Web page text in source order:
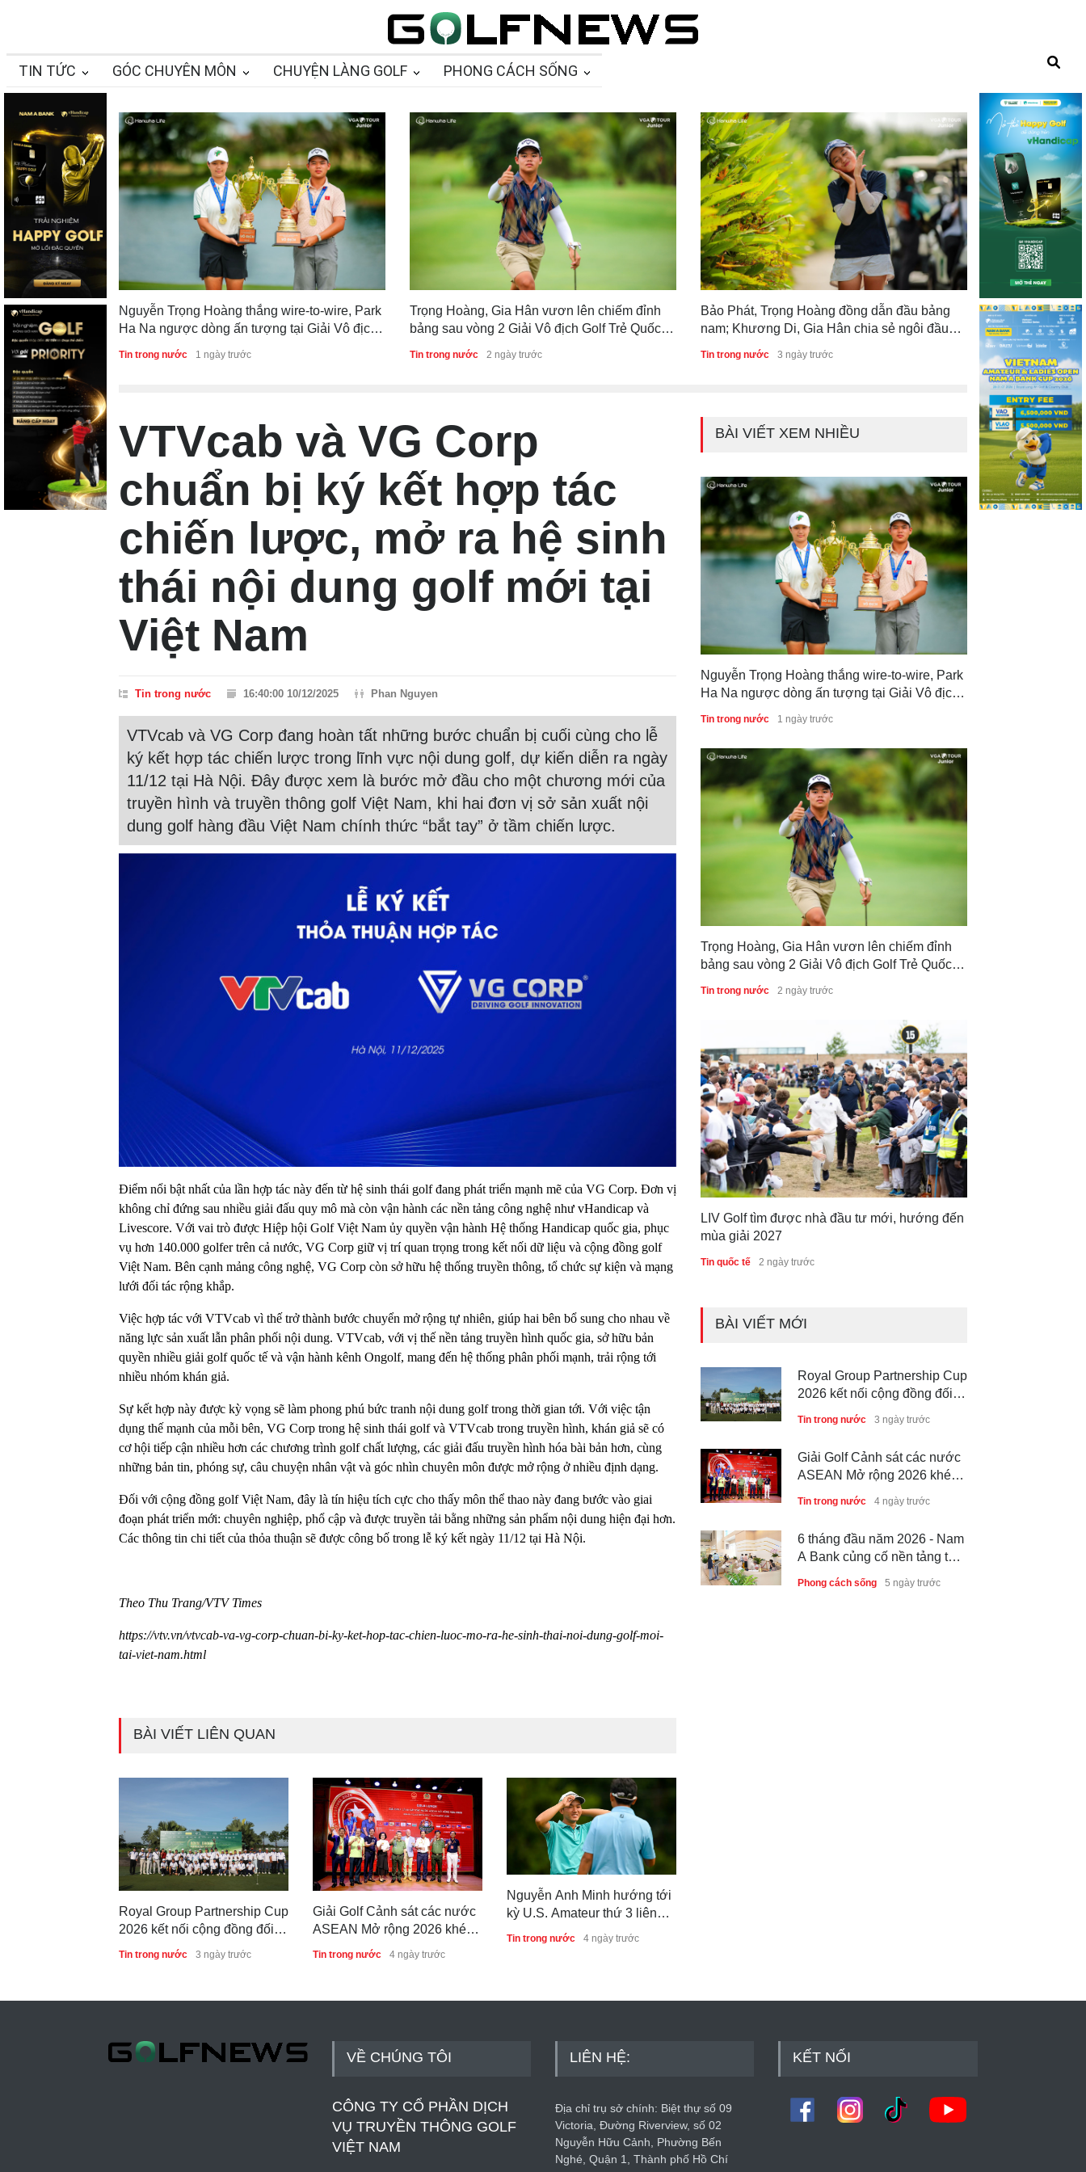
TIN TỨC GÓC CHUYÊN MÔN CHUYỆN LÀNG GOLF PHONG CÁCH SỐNG
Nguyễn Trọng Hoàng thắng wire-to-wire, Park
Ha Na ngược dòng ấn tượng tại Giải Vô địch
Golf Trẻ Quốc gia 2026
Tin trong nước 1 ngày trước
Trọng Hoàng, Gia Hân vươn lên chiếm đỉnh
bảng sau vòng 2 Giải Vô địch Golf Trẻ Quốc
Tin trong nước 2 ngày trước
Bảo Phát, Trọng Hoàng đồng dẫn đầu bảng
nam; Khương Di, Gia Hân chia sẻ ngôi đầu
bảng nữ sau vòng 1 Giải Vô địch Golf Trẻ
Quốc gia 2026
Tin trong nước 3 ngày trước
Quảng Ninh,
tác, hướng tới
Việt Nam
Tin trong nước 3
VTVcab và VG Corp
chuẩn bị ký kết hợp tác
chiến lược, mở ra hệ sinh
thái nội dung golf mới tại
Việt Nam
Tin trong nước 16:40:00 10/12/2025 Phan Nguyen
VTVcab và VG Corp đang hoàn tất những bước chuẩn bị cuối cùng cho lễ
ký kết hợp tác chiến lược trong lĩnh vực nội dung golf, dự kiến diễn ra ngày
11/12 tại Hà Nội. Đây được xem là bước mở đầu cho một chương mới của
truyền hình và truyền thông golf Việt Nam, khi hai đơn vị sở sản xuất nội
dung golf hàng đầu Việt Nam chính thức “bắt tay” ở tầm chiến lược.
Điểm nổi bật nhất của lần hợp tác này đến từ hệ sinh thái golf đang phát triển mạnh mẽ của VG Corp. Đơn vị
không chỉ đứng sau nhiều giải đấu quy mô mà còn vận hành các nền tảng công nghệ như vHandicap và
Livescore. Với vai trò được Hiệp hội Golf Việt Nam ủy quyền vận hành Hệ thống Handicap quốc gia, phục
vụ hơn 140.000 golfer trên cả nước, VG Corp giữ vị trí quan trọng trong kết nối dữ liệu và cộng đồng golf
Việt Nam. Bên cạnh mảng công nghệ, VG Corp còn sở hữu hệ thống truyền thông, tổ chức sự kiện và mạng
lưới đối tác rộng khắp.
Việc hợp tác với VTVcab vì thế trở thành bước chuyển mở rộng tự nhiên, giúp hai bên bổ sung cho nhau về
năng lực sản xuất lẫn phân phối nội dung. VTVcab, với vị thế nền tảng truyền hình quốc gia, sở hữu bản
quyền nhiều giải golf quốc tế và vận hành kênh Ongolf, mang đến hệ thống phân phối mạnh, trải rộng tới
nhiều nhóm khán giả.
Sự kết hợp này được kỳ vọng sẽ làm phong phú bức tranh nội dung golf trong thời gian tới. Với việc tận
dụng thế mạnh của mỗi bên, VG Corp trong hệ sinh thái golf và VTVcab trong truyền hình, khán giả sẽ có
cơ hội tiếp cận nhiều hơn các chương trình golf chất lượng, các giải đấu truyền hình hóa bài bản hơn, cùng
những bản tin, phóng sự, câu chuyện nhân vật và góc nhìn chuyên môn được mở rộng ở nhiều định dạng.
Đối với cộng đồng golf Việt Nam, đây là tín hiệu tích cực cho thấy môn thể thao này đang bước vào giai
đoạn phát triển mới: chuyên nghiệp, phổ cập và được truyền tải bằng những sản phẩm nội dung hiện đại hơn.
Các thông tin chi tiết của thỏa thuận sẽ được công bố trong lễ ký kết ngày 11/12 tại Hà Nội.
Theo Thu Trang/VTV Times
https://vtv.vn/vtvcab-va-vg-corp-chuan-bi-ky-ket-hop-tac-chien-luoc-mo-ra-he-sinh-thai-noi-dung-golf-moi-
tai-viet-nam.html
BÀI VIẾT LIÊN QUAN
Royal Group Partnership Cup
2026 kết nối cộng đồng đối
tác tại Royal Long An Golf &
Tin trong nước 3 ngày trước
Giải Golf Cảnh sát các nước
ASEAN Mở rộng 2026 khép
lại thành công, thúc đẩy giao
Tin trong nước 4 ngày trước
Nguyễn Anh Minh hướng tới
kỳ U.S. Amateur thứ 3 liên
Tin trong nước 4 ngày trước
BÀI VIẾT XEM NHIỀU
Nguyễn Trọng Hoàng thắng wire-to-wire, Park
Ha Na ngược dòng ấn tượng tại Giải Vô địch
Golf Trẻ Quốc gia 2026
Tin trong nước 1 ngày trước
Trọng Hoàng, Gia Hân vươn lên chiếm đỉnh
bảng sau vòng 2 Giải Vô địch Golf Trẻ Quốc
Tin trong nước 2 ngày trước
LIV Golf tìm được nhà đầu tư mới, hướng đến
mùa giải 2027
Tin quốc tế 2 ngày trước
BÀI VIẾT MỚI
Royal Group Partnership Cup
2026 kết nối cộng đồng đối
tác tại Royal Long An Golf &
Country Club
Tin trong nước 3 ngày trước
Giải Golf Cảnh sát các nước
ASEAN Mở rộng 2026 khép
lại thành công, thúc đẩy giao
lưu và hợp tác quốc tế
Tin trong nước 4 ngày trước
6 tháng đầu năm 2026 - Nam
A Bank củng cố nền tảng tài
sản và năng lực dự phòng
Phong cách sống 5 ngày trước
VỀ CHÚNG TÔI
CÔNG TY CỔ PHẦN DỊCH
VỤ TRUYỀN THÔNG GOLF
VIỆT NAM
LIÊN HỆ:
Địa chỉ trụ sở chính: Biệt thự số 09
Victoria, Đường Riverview, số 02
Nguyễn Hữu Cảnh, Phường Bến
Nghé, Quận 1, Thành phố Hồ Chí
KẾT NỐI